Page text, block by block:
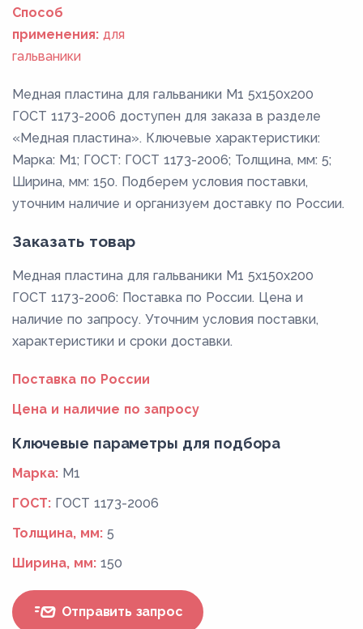
Способ
применения: для
гальваники
Медная пластина для гальваники М1 5х150х200
ГОСТ 1173-2006 доступен для заказа в разделе
«Медная пластина». Ключевые характеристики:
Марка: М1; ГОСТ: ГОСТ 1173-2006; Толщина, мм: 5;
Ширина, мм: 150. Подберем условия поставки,
уточним наличие и организуем доставку по России.
Заказать товар
Медная пластина для гальваники М1 5х150х200
ГОСТ 1173-2006: Поставка по России. Цена и
наличие по запросу. Уточним условия поставки,
характеристики и сроки доставки.
Поставка по России
Цена и наличие по запросу
Ключевые параметры для подбора
Марка: М1
ГОСТ: ГОСТ 1173-2006
Толщина, мм: 5
Ширина, мм: 150
Отправить запрос